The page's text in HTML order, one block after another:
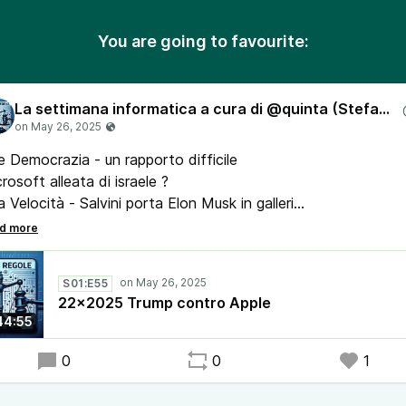
You are going to favourite:
La settimana informatica a cura di @quinta (Stefano Quintarelli) con Lanfranco Palazzolo (Radio Radicale)
Democrazia - un rapporto difficile
alleata di israele ?
Velocità - Salvini porta Elon Musk in galleria
autonoma sull'Autostrada del Sole
deve scucire il dazio al 25 per cento
della settimana - Spiagge
uccide?
Flight 7 di SpaceX esplode e inquina
- c’è Jony Ive
LLM e lo studio dell’Università di Utrecht
S01:E55
22x2025 Trump contro Apple
0 0 1